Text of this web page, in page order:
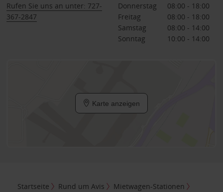
Rufen Sie uns an unter: 727-
367-2847
Donnerstag
08:00 - 18:00
Freitag
08:00 - 18:00
Samstag
08:00 - 14:00
Sonntag
10:00 - 14:00
Karte anzeigen
Startseite Rund um Avis
Mietwagen-Stationen